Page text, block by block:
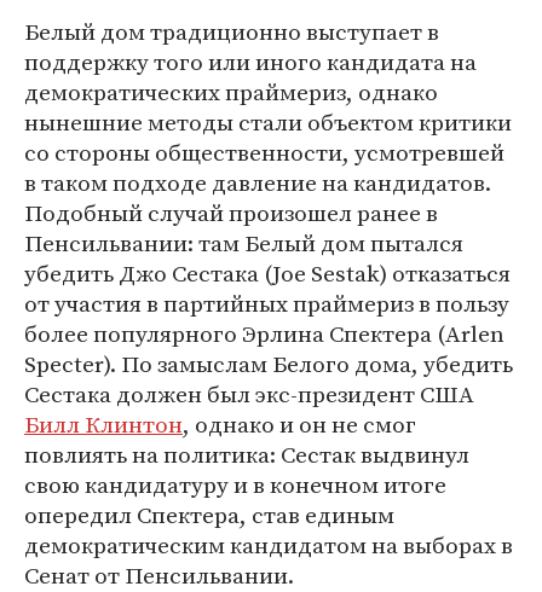
Белый дом традиционно выступает в
поддержку того или иного кандидата на
демократических праймериз, однако
нынешние методы стали объектом критики
со стороны общественности, усмотревшей
в таком подходе давление на кандидатов.
Подобный случай произошел ранее в
Пенсильвании: там Белый дом пытался
убедить Джо Сестака (Joe Sestak) отказаться
от участия в партийных праймериз в пользу
более популярного Эрлина Спектера (Arlen
Specter). По замыслам Белого дома, убедить
Сестака должен был экс-президент США
Билл Клинтон, однако и он не смог
повлиять на политика: Сестак выдвинул
свою кандидатуру и в конечном итоге
опередил Спектера, став единым
демократическим кандидатом на выборах в
Сенат от Пенсильвании.